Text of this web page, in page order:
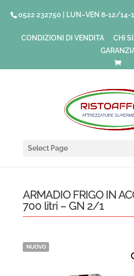
0522 232750 | LUN–VEN 8-12/14-
CONDIZIONI DI VENDITA CHI
Select Page
ARMADIO FRIGO IN
700 litri – GN 2/1
NUOVO